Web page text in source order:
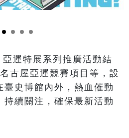
運特展系列推廣活動結
古屋亞運競賽項目等，設
臺史博館內外，熱血催動
持續關注，確保最新活動